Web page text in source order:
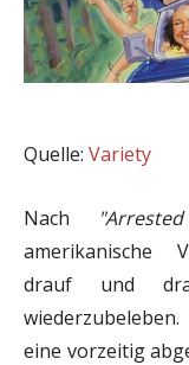
Quelle: Variety
Nach
amerikanische
drauf und
eine vorzeitig